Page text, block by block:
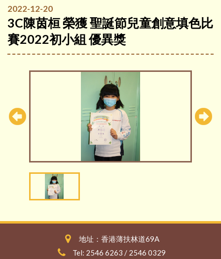
2022-12-20
3C陳茵桓 榮獲 聖誕節兒童創意填色比
賽2022初小組 優異獎
地址：香港薄扶林道69A
Tel: 2546 6263 / 2546 0329